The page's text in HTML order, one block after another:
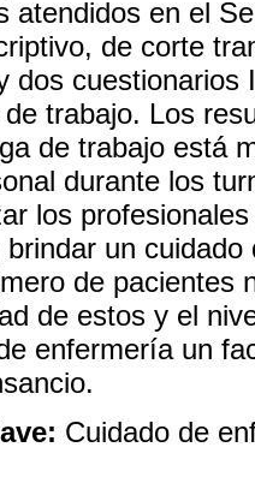
atendidos en el
de corte
dos cuestionarios
trabajo. Los
de trabajo está
durante los
los
un
de pacientes
de estos y el
enfermería un
Cuidado de